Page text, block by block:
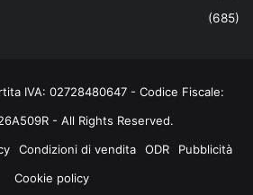
(685)
IVA: 02728480647 - Codice Fiscale:
- All Rights Reserved.
Condizioni di vendita ODR
Pubblicità
Cookie policy